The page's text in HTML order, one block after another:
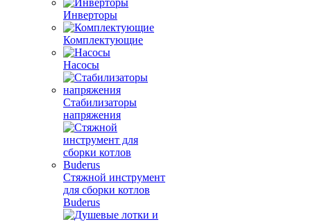
Инверторы
Комплектующие
Насосы
Стабилизаторы
напряжения
Стяжной инструмент
для сборки котлов
Buderus